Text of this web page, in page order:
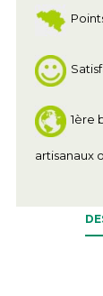
1ère
artisanaux